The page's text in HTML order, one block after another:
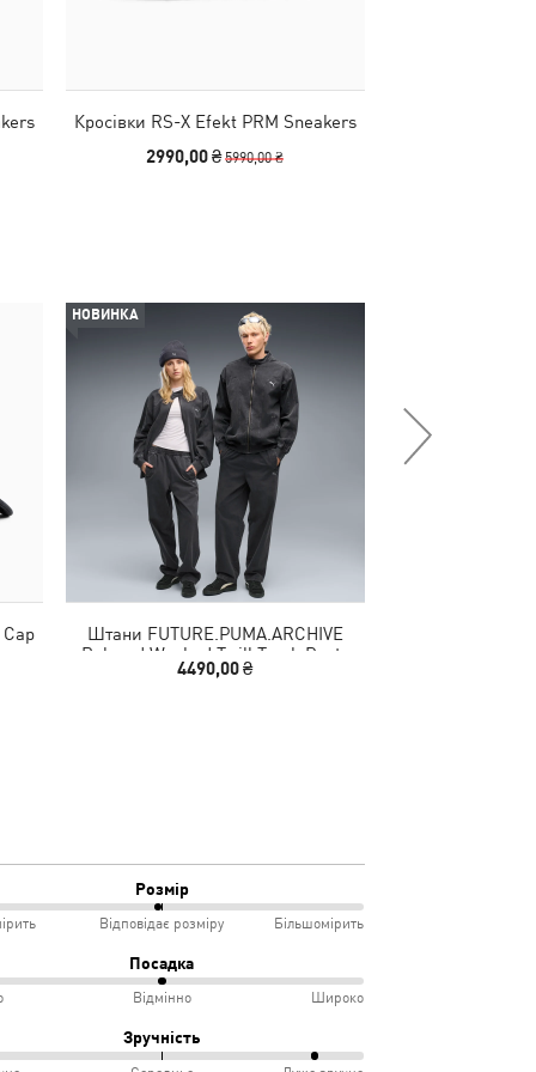
Кросівки RS-X Efekt PRM Sneakers
2990,00 ₴5990,00 ₴
НОВИНКА
Штани FUTURE.PUMA.ARCHIVE
Relaxed Washed Twill Track Pants
Unisex
4490,00 ₴
Розмір
Відповідає розміру Більшомірить
Посадка
Відмінно Широко
Зручність